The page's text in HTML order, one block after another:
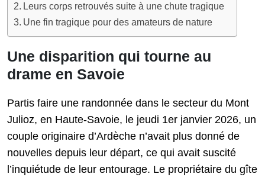
Leurs corps retrouvés suite à une chute tragique
Une fin tragique pour des amateurs de nature
Une disparition qui tourne au
drame en Savoie
Partis faire une randonnée dans le secteur du Mont
Julioz, en Haute-Savoie, le jeudi 1er janvier 2026, un
couple originaire d’Ardèche n’avait plus donné de
nouvelles depuis leur départ, ce qui avait suscité
l’inquiétude de leur entourage. Le propriétaire du gîte